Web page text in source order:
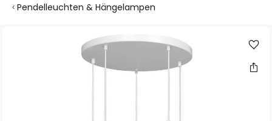
Pendelleuchten & Hängelampen